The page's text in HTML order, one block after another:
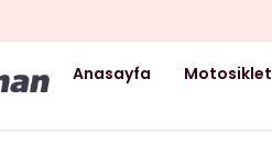
Anasayfa Motosiklet